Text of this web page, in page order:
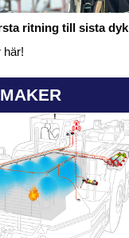
ritning till sista dyk
här!